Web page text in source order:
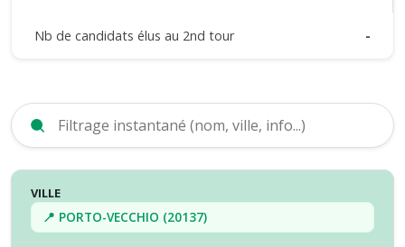
Nb de candidats élus au 2nd tour -
VILLE
📍 PORTO-VECCHIO (20137)